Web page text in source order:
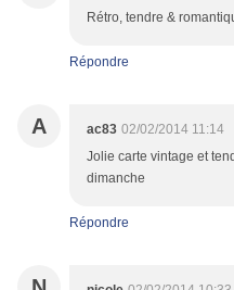
Rétro, tendre &
Répondre
A ac83 02/02/2014 11:14
Jolie carte vintage et
dimanche
Répondre